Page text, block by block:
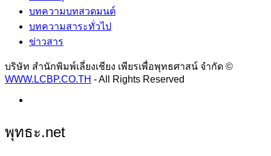
บทความบทสวดมนต์
บทความสาระทั่วไป
ข่าวสาร
บริษัท สำนักพิมพ์เลี่ยงเชียง เพียรเพื่อพุทธศาสน์ จำกัด ©
WWW.LCBP.CO.TH - All Rights Reserved
พุทธะ.net